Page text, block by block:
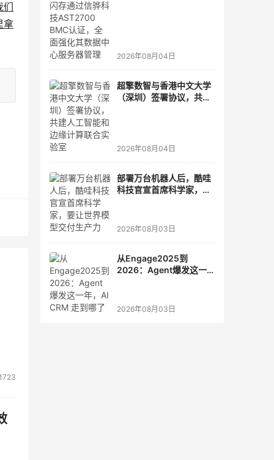
们
拿
2026年08月04日
超擎数智与香港中文大学
（深圳）签署协议，共建
2026年08月04日
部署万台机器人后，酷哇
科技官宣首席科学家，要
2026年08月03日
从Engage2025到
2026：Agent爆发这一
2026年08月03日